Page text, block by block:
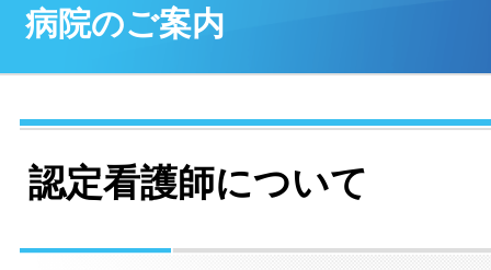
病院のご案内
認定看護師について